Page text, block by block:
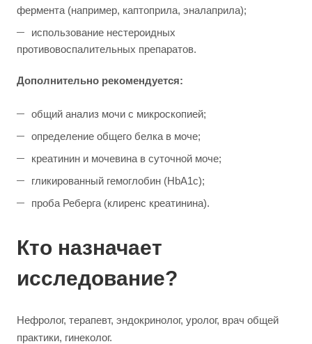
фермента (например, каптоприла, эналаприла);
использование нестероидных
противовоспалительных препаратов.
Дополнительно рекомендуется:
общий анализ мочи с микроскопией;
определение общего белка в моче;
креатинин и мочевина в суточной моче;
гликированный гемоглобин (HbA1c);
проба Реберга (клиренс креатинина).
Кто назначает
исследование?
Нефролог, терапевт, эндокринолог, уролог, врач общей
практики, гинеколог.